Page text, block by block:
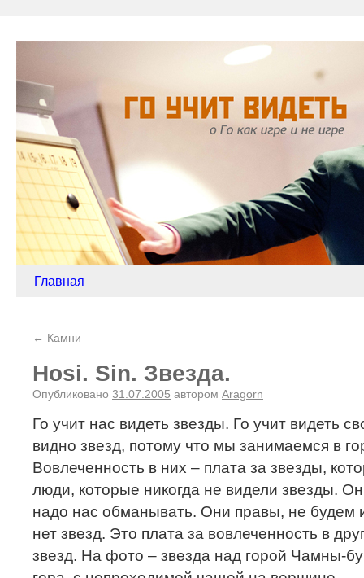
Главная
← Камни
Hosi. Sin. Звезда.
Опубликовано 31.07.2005 автором Aragorn
Го учит нас видеть звезды. Го учит видеть
видно звезд, потому что мы занимаемся в
Вовлеченность в них – плата за звезды,
люди, которые никогда не видели звезды.
надо нас обманывать. Они правы, не будем
нет звезд. Это плата за вовлеченность в
звезд. На фото – звезда над горой Чамны-